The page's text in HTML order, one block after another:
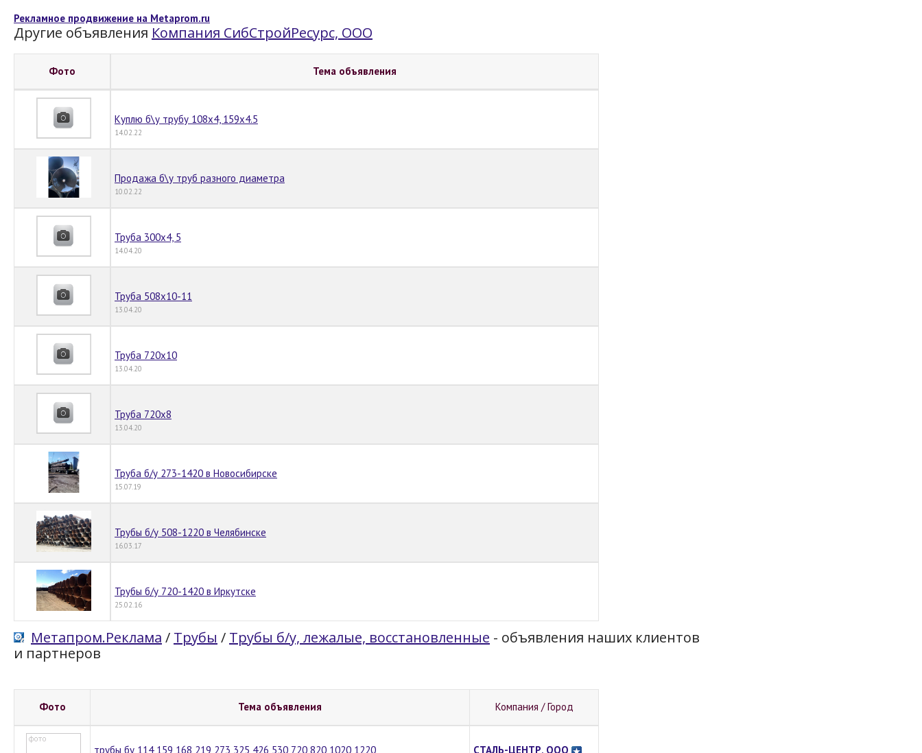
Рекламное продвижение на Metaprom.ru
Другие объявления Компания СибСтройРесурс, ООО
Фото Тема объявления
Куплю б\у трубу 108х4, 159х4.5
14.02.22
Продажа б\у труб разного диаметра
10.02.22
Труба 300х4, 5
14.04.20
Труба 508х10-11
13.04.20
Труба 720х10
13.04.20
Труба 720х8
13.04.20
Труба б/у 273-1420 в Новосибирске
15.07.19
Трубы б/у 508-1220 в Челябинске
16.03.17
Трубы б/у 720-1420 в Иркутске
25.02.16
Метапром.Реклама / Трубы / Трубы б/у, лежалые, восстановленные - объявления наших клиентов
и партнеров
Фото Тема объявления Компания / Город
трубы бу 114 159 168 219 273 325 426 530 720 820 1020 1220 СТАЛЬ-ЦЕНТР, ООО